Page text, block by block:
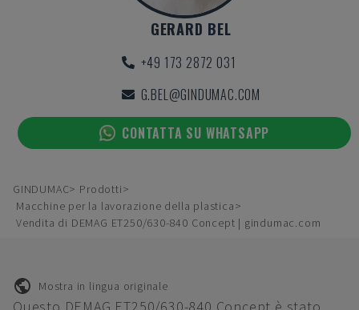
GERARD BEL
+49 173 2872 031
G.BEL@GINDUMAC.COM
CONTATTA SU WHATSAPP
GINDUMAC
Prodotti
Macchine per la lavorazione della plastica
Vendita di DEMAG ET250/630-840 Concept | gindumac.com
Mostra in lingua originale